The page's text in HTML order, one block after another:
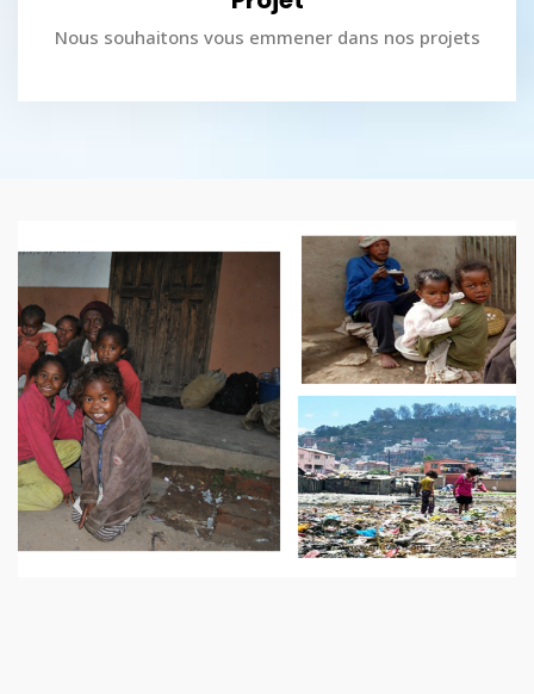
Nous souhaitons vous emmener dans nos projets